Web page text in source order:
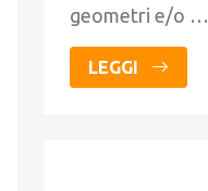
geometri e/o …
LEGGI